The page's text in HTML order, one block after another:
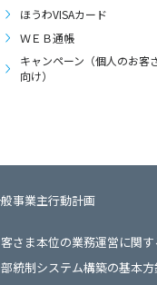
ほうわVISAカード
ＷＥＢ通帳
キャンペーン（個人のお客
向け）
事業主行動計画
さま本位の業務運営に関
統制システム構築の基本方